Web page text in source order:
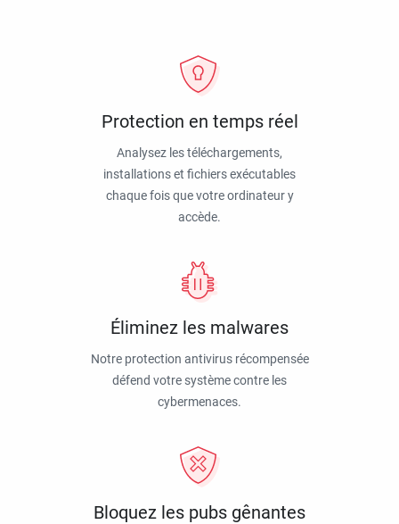
Protection en temps réel
Analysez les téléchargements,
installations et fichiers exécutables
chaque fois que votre ordinateur y
accède.
Éliminez les malwares
Notre protection antivirus récompensée
défend votre système contre les
cybermenaces.
Bloquez les pubs gênantes